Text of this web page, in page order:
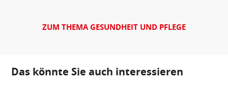
ZUM THEMA GESUNDHEIT UND PFLEGE
Das könnte Sie auch interessieren